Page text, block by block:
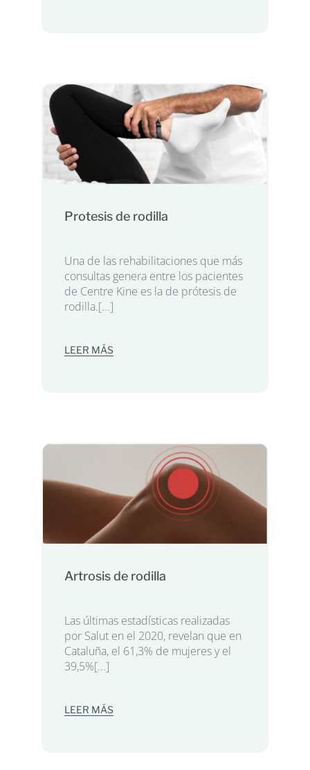
Protesis de rodilla
Una de las rehabilitaciones que más
consultas genera entre los pacientes
de Centre Kine es la de prótesis de
rodilla.[...]
LEER MÁS
Artrosis de rodilla
Las últimas estadísticas realizadas
por Salut en el 2020, revelan que en
Cataluña, el 61,3% de mujeres y el
39,5%[...]
LEER MÁS